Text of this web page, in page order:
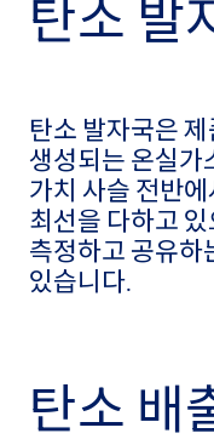
탄소 발
탄소 발자국은
생성되는 온실가
가치 사슬 전반에
최선을 다하고
측정하고 공유하
있습니다.
탄소 배